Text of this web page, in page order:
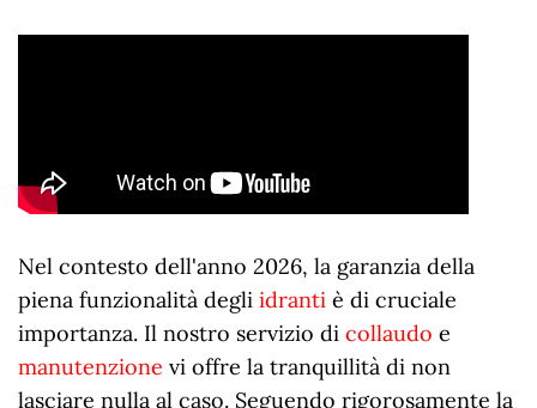
Nel contesto dell'anno 2026, la garanzia della
piena funzionalità degli idranti è di cruciale
importanza. Il nostro servizio di collaudo e
manutenzione vi offre la tranquillità di non
lasciare nulla al caso. Seguendo rigorosamente la